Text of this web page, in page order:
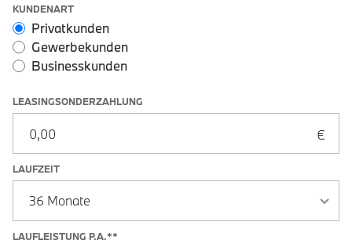
Leasingoptionen: Sonderzahlung und Laufzeit
KUNDENART
Privatkunden
Gewerbekunden
Businesskunden
LEASINGSONDERZAHLUNG
LAUFZEIT
LAUFLEISTUNG P.A.**